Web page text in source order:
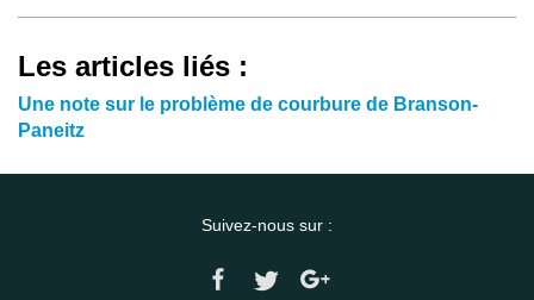
Les articles liés :
Une note sur le problème de courbure de Branson-
Paneitz
Suivez-nous sur :